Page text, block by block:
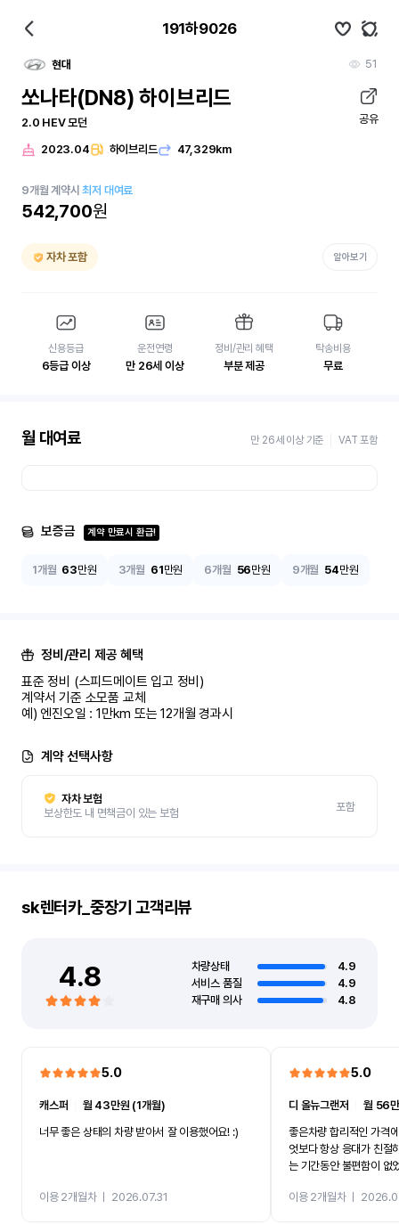
191하9026
현대 51
쏘나타(DN8) 하이브리드
2.0 HEV 모던 공유
2023.04 하이브리드 47,329km
9개월 계약시최저 대여료
542,700원
자차 포함 알아보기
신용등급
6등급 이상
운전연령
만 26세 이상
정비/관리 혜택
부분 제공
탁송비용
무료
월 대여료 만 26세 이상 기준 VAT 포함
보증금 계약 만료시 환급!
1개월 63만원 3개월 61만원 6개월 56만원 9개월 54만원
정비/관리 제공 혜택
표준 정비 (스피드메이트 입고 정비)
계약서 기준 소모품 교체
예) 엔진오일 : 1만km 또는 12개월 경과시
계약 선택사항
자차 보험
보상한도 내 면책금이 있는 보험
포함
sk렌터카_중장기 고객리뷰
4.8 차량상태
4.9
서비스 품질
4.9
재구매 의사
4.8
5.0
캐스퍼
월 43만원 (1개월)
너무 좋은 상태의 차량 받아서 잘 이용했어요! :)
이용 2개월차ㅣ 2026.07.31
5.0
디 올뉴그랜저 ㅣ월 56
좋은차량 합리적인 가격
엇보다 항상 응대가 친절
는 기간동안 불편함이 없
카 렌트 고민없이 강추합
이용 2개월차ㅣ